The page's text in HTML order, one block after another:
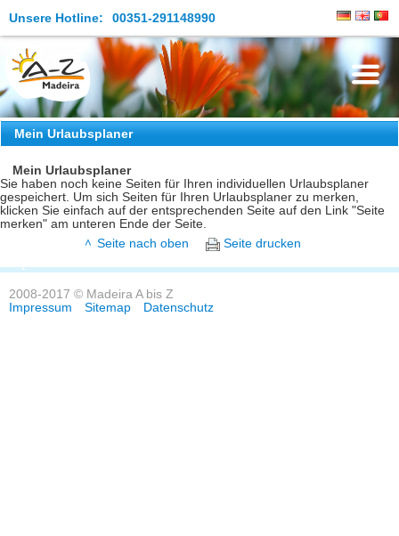
Unsere Hotline: 00351-291148990
Die Insel
Madeira Erleben
Aktuelles
Reiseangebote
Kontakt
Mein Urlaubsplaner
Mein Urlaubsplaner
Sie haben noch keine Seiten für Ihren individuellen Urlaubsplaner
gespeichert. Um sich Seiten für Ihren Urlaubsplaner zu merken,
klicken Sie einfach auf der entsprechenden Seite auf den Link "Seite
merken" am unteren Ende der Seite.
Seite nach oben
Seite drucken
2008-2017 © Madeira A bis Z
Impressum
Sitemap Datenschutz